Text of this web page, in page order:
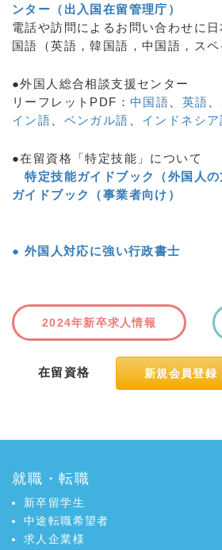
ンター（出入国在留管理庁）
電話や訪問によるお問い合わせに
国語（英語，韓国語，中国語，ス
●外国人総合相談支援センター
リーフレットPDF： 中国語 英語
イン語
ベンガル語 インドネシア
●在留資格「特定技能」について
特定技能ガイドブック（外国人の
ガイドブック（事業者向け）
● 外国人対応に強い行政書士
2024年新卒求人情報
在留資格 新規会員登録
就職・転職
新卒留学生
中途転職希望者
求人企業様